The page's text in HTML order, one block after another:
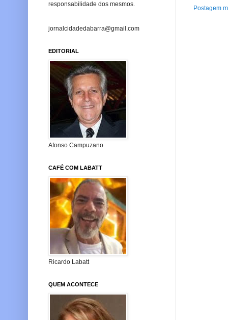
Postagem
responsabilidade dos mesmos.
jornalcidadedabarra@gmail.com
EDITORIAL
Afonso Campuzano
CAFÉ COM LABATT
Ricardo Labatt
QUEM ACONTECE